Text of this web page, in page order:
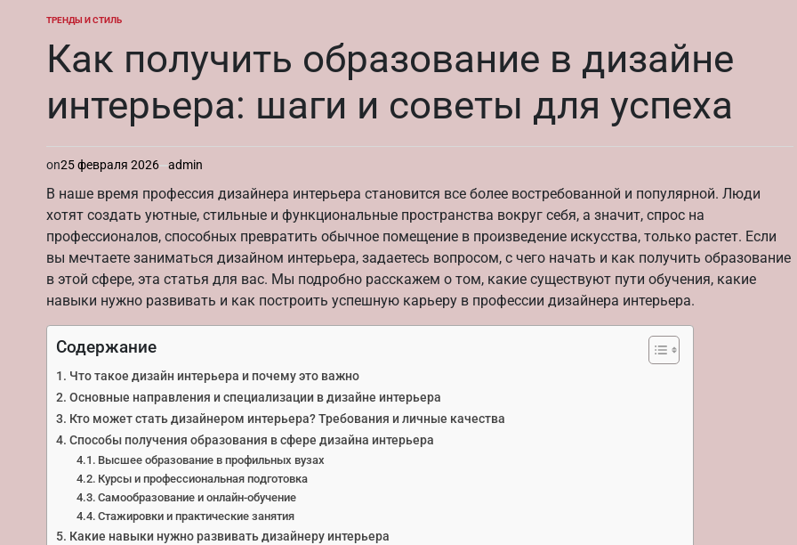
ОПУБЛИКОВАНО
ТРЕНДЫ И СТИЛЬ
Как получить образование в дизайне
интерьера: шаги и советы для успеха
on25 февраля 2026 admin
В наше время профессия дизайнера интерьера становится все более востребованной и популярной. Люди
хотят создать уютные, стильные и функциональные пространства вокруг себя, а значит, спрос на
профессионалов, способных превратить обычное помещение в произведение искусства, только растет. Если
вы мечтаете заниматься дизайном интерьера, задаетесь вопросом, с чего начать и как получить образование
в этой сфере, эта статья для вас. Мы подробно расскажем о том, какие существуют пути обучения, какие
навыки нужно развивать и как построить успешную карьеру в профессии дизайнера интерьера.
Содержание
Что такое дизайн интерьера и почему это важно
Основные направления и специализации в дизайне интерьера
Кто может стать дизайнером интерьера? Требования и личные качества
Способы получения образования в сфере дизайна интерьера
Высшее образование в профильных вузах
Курсы и профессиональная подготовка
Самообразование и онлайн-обучение
Стажировки и практические занятия
Какие навыки нужно развивать дизайнеру интерьера